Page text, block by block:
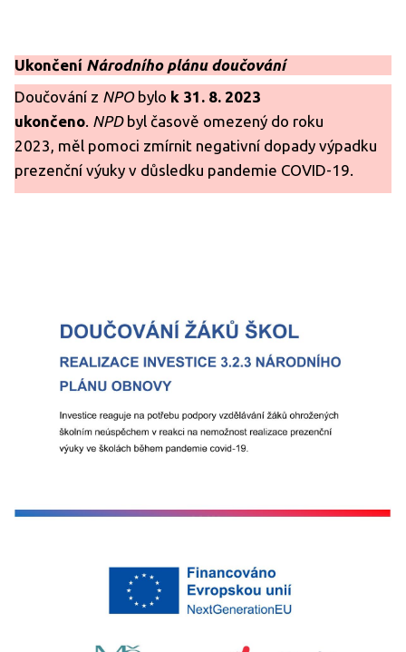
Ukončení Národního plánu doučování
Doučování z NPObylo k 31. 8. 2023
ukončeno NPDbyl časově omezený do roku
2023, měl pomoci zmírnit negativní dopady výpadku
prezenční výuky v důsledku pandemie COVID-19.